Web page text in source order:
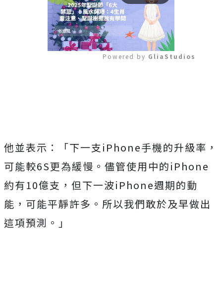
Powered by GliaStudios
他並表示：「下一支iPhone手機的升級率，
可能較6S更為緩慢。儘管使用中的iPhone
約有10億支，但下一波iPhone週期的動
能，可能平靜許多。所以我們敢於及早做出
這項預測。」